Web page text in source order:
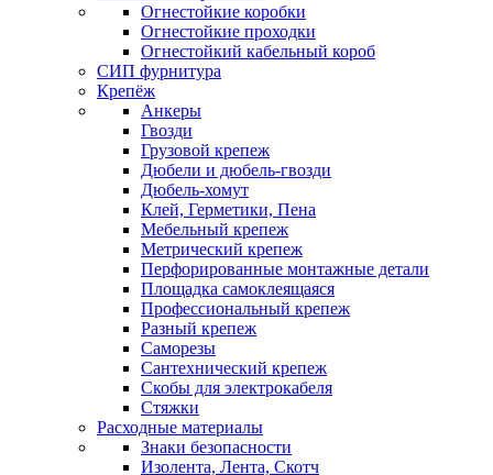
Огнестойкие коробки
Огнестойкие проходки
Огнестойкий кабельный короб
СИП фурнитура
Крепёж
Анкеры
Гвозди
Грузовой крепеж
Дюбели и дюбель-гвозди
Дюбель-хомут
Клей, Герметики, Пена
Мебельный крепеж
Метрический крепеж
Перфорированные монтажные детали
Площадка самоклеящаяся
Профессиональный крепеж
Разный крепеж
Саморезы
Сантехнический крепеж
Скобы для электрокабеля
Стяжки
Расходные материалы
Знаки безопасности
Изолента, Лента, Скотч